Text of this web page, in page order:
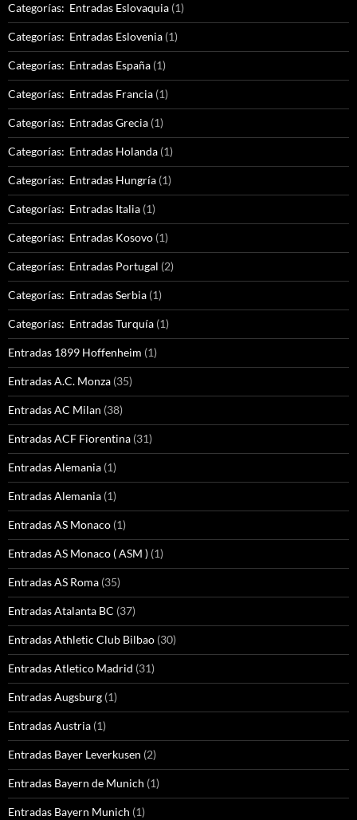
Categorías: Entradas Eslovaquia (1)
Categorías: Entradas Eslovenia (1)
Categorías: Entradas España (1)
Categorías: Entradas Francia (1)
Categorías: Entradas Grecia (1)
Categorías: Entradas Holanda (1)
Categorías: Entradas Hungría (1)
Categorías: Entradas Italia (1)
Categorías: Entradas Kosovo (1)
Categorías: Entradas Portugal (2)
Categorías: Entradas Serbia (1)
Categorías: Entradas Turquía (1)
Entradas 1899 Hoffenheim (1)
Entradas A.C. Monza (35)
Entradas AC Milan (38)
Entradas ACF Fiorentina (31)
Entradas Alemania (1)
Entradas Alemania (1)
Entradas AS Monaco (1)
Entradas AS Monaco ( ASM ) (1)
Entradas AS Roma (35)
Entradas Atalanta BC (37)
Entradas Athletic Club Bilbao (30)
Entradas Atletico Madrid (31)
Entradas Augsburg (1)
Entradas Austria (1)
Entradas Bayer Leverkusen (2)
Entradas Bayern de Munich (1)
Entradas Bayern Munich (1)